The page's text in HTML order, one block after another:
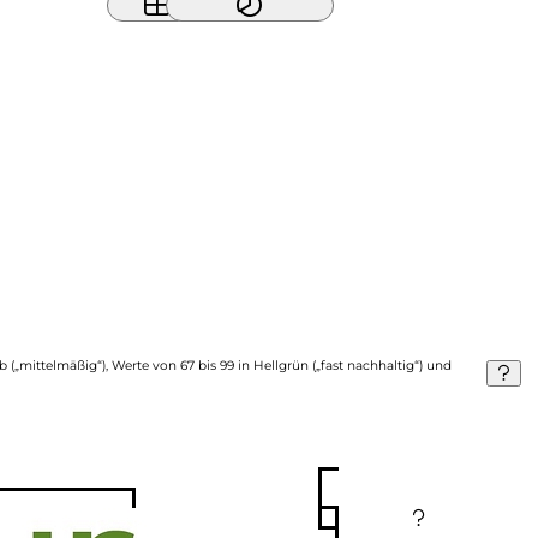
Werte von 67 bis 99 in Hellgrün („fast nachhaltig“) und